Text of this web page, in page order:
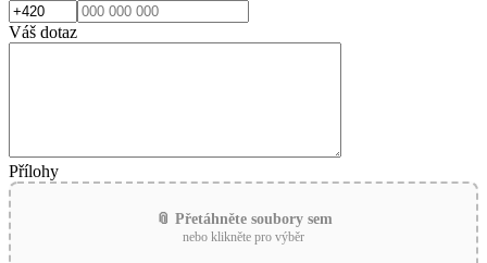
Váš dotaz
Přílohy
📎 Přetáhněte soubory sem
nebo klikněte pro výběr